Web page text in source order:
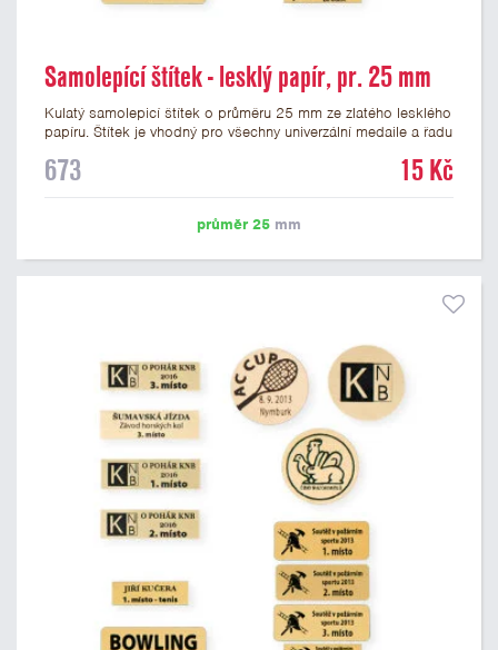
Samolepící štítek - lesklý papír, pr. 25 mm
Kulatý samolepicí štítek o průměru 25 mm ze zlatého lesklého
papíru. Štítek je vhodný pro všechny univerzální medaile a řadu
mm. Na štítek je možné vytisknout logo nebo text dle vašeho
673 15 Kč
průměr 25 mm